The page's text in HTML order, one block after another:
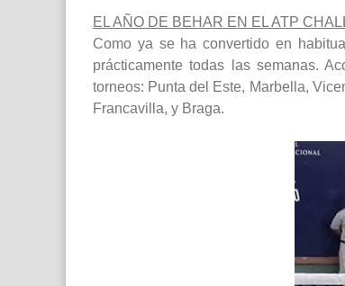
EL AÑO DE BEHAR EN EL ATP
Como ya se ha convertido en
prácticamente todas las semanas.
torneos: Punta del Este, Marbella,
Francavilla, y Braga.